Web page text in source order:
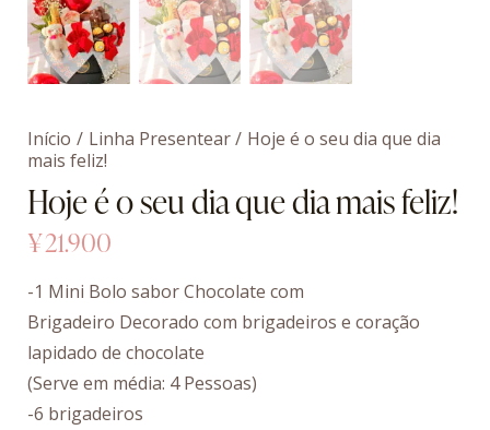
Início Linha Presentear
Hoje é o seu dia que dia
mais feliz!
Hoje é o seu dia que dia mais feliz!
¥21.900
-1 Mini Bolo sabor Chocolate com
Brigadeiro Decorado com brigadeiros e coração
lapidado de chocolate
(Serve em média: 4 Pessoas)
-6 brigadeiros